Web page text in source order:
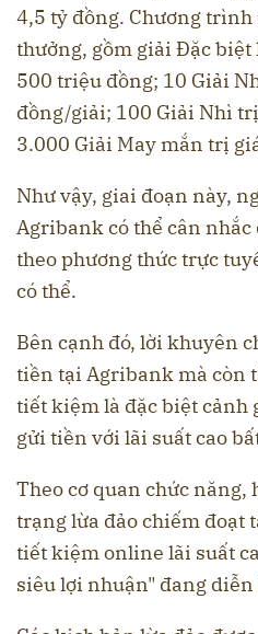
4,5 tỷ đồng. Chương
thưởng, gồm giải Đặc
500 triệu đồng; 10 Giải
đồng/giải; 100 Giải Nhì
3.000 Giải May mắn trị
Như vậy, giai đoạn này,
Agribank có thể cân
theo phương thức trực
có thể.
Bên cạnh đó, lời khuyên
tiền tại Agribank mà còn
tiết kiệm là đặc biệt cảnh
gửi tiền với lãi suất cao
Theo cơ quan chức
trạng lừa đảo chiếm đoạt
tiết kiệm online lãi suất
siêu lợi nhuận" đang